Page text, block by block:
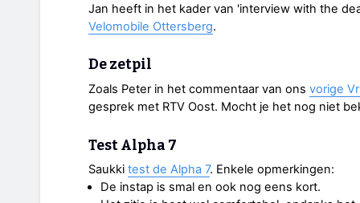
Jan heeft in het kader van 'interview with the
Velomobile Ottersberg.
De zetpil
Zoals Peter in het commentaar van ons vorige
gesprek met RTV Oost. Mocht je het nog niet
Test Alpha 7
Saukki test de Alpha 7. Enkele opmerkingen:
De instap is smal en ook nog eens kort.